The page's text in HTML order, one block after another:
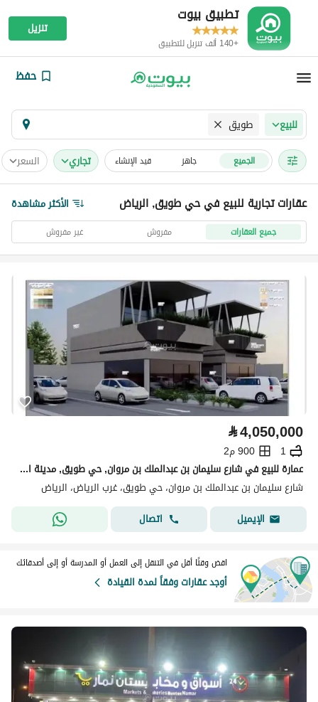
تطبيق بيوت
+140 ألف تنزيل للتطبيق
تنزيل
حفظ
للبيع طويق
الجميع جاهز قيد الإنشاء تجاري السعر
عقارات تجارية للبيع في حي طويق, الرياض الأكثر مشاهدة
جميع العقارات مفروش غير مفروش
⃁4,050,000
1
900 م2
عمارة للبيع في شارع سليمان بن عبدالملك بن مروان, حي طويق, مدينة الرياض, منطقة الرياض
شارع سليمان بن عبدالملك بن مروان، حي طويق، غرب الرياض، الرياض
الإيميل
اتصال
اقض وقتًا أقل في التنقل إلى العمل أو المدرسة أو إلى أصدقائك
أوجد عقارات وفقاً لمدة القيادة